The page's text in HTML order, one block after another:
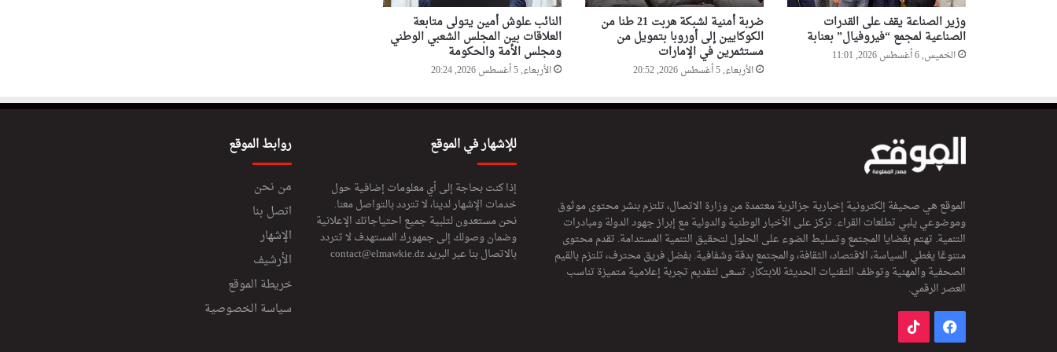
وزير الصناعة يقف على القدرات
الصناعية لمجمع “فيروفيال” بعنابة
الخميس, 6 أغسطس 2026, 11:01
ضربة أمنية لشبكة هربت 21 طنا من
الكوكايين إلى أوروبا بتمويل من
مستثمرين في الإمارات
الأربعاء, 5 أغسطس 2026, 20:52
النائب علوش أمين يتولى متابعة
العلاقات بين المجلس الشعبي الوطني
ومجلس الأمة والحكومة
الأربعاء, 5 أغسطس 2026, 20:24
الموقع هي صحيفة إلكترونية إخبارية جزائرية معتمدة من وزارة الاتصال، تلتزم بنشر محتوى موثوق
وموضوعي يلبي تطلعات القراء. تركز على الأخبار الوطنية والدولية مع إبراز جهود الدولة ومبادرات
التنمية. تهتم بقضايا المجتمع وتسليط الضوء على الحلول لتحقيق التنمية المستدامة. تقدم محتوى
متنوعًا يغطي السياسة، الاقتصاد، الثقافة، والمجتمع بدقة وشفافية. بفضل فريق محترف، تلتزم بالقيم
الصحفية والمهنية وتوظف التقنيات الحديثة للابتكار. تسعى لتقديم تجربة إعلامية متميزة تناسب
العصر الرقمي.
فيسبوك‫TikTok
للإشهار في الموقع
إذا كنت بحاجة إلى أي معلومات إضافية حول
خدمات الإشهار لدينا، لا تتردد بالتواصل معنا.
نحن مستعدون لتلبية جميع احتياجاتك الإعلانية
وضمان وصولك إلى جمهورك المستهدف لا تتردد
بالاتصال بنا عبر البريدcontact@elmawkie.dz
روابط الموقع
من نحن
اتصل بنا
الإشهار
الأرشيف
خريطة الموقع
سياسة الخصوصية